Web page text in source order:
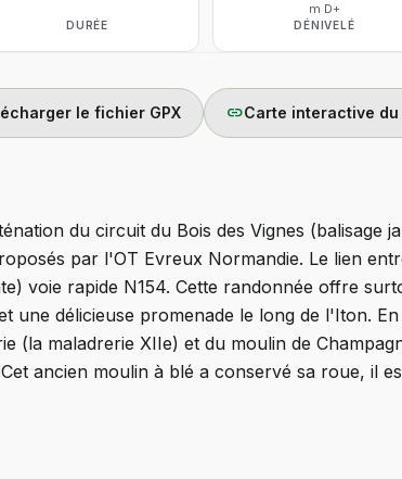
DURÉE
m D+
DÉNIVELÉ
le fichier GPX linkCarte interactive
du circuit du Bois des Vignes (balisage
par l'OT Evreux Normandie. Le lien
voie rapide N154. Cette randonnée offre
une délicieuse promenade le long de l'Iton.
(la maladrerie XIIe) et du moulin de
ancien moulin à blé a conservé sa roue, il